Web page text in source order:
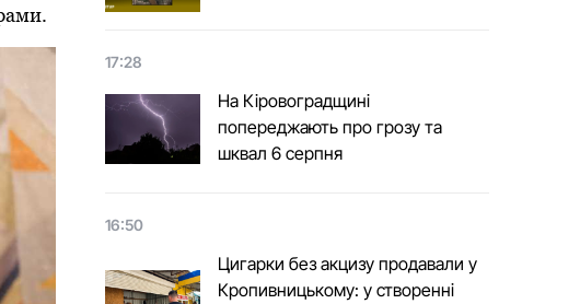
17:28
На Кіровоградщині
попереджають про грозу та
шквал 6 серпня
16:50
Цигарки без акцизу продавали у
Кропивницькому: у створенні